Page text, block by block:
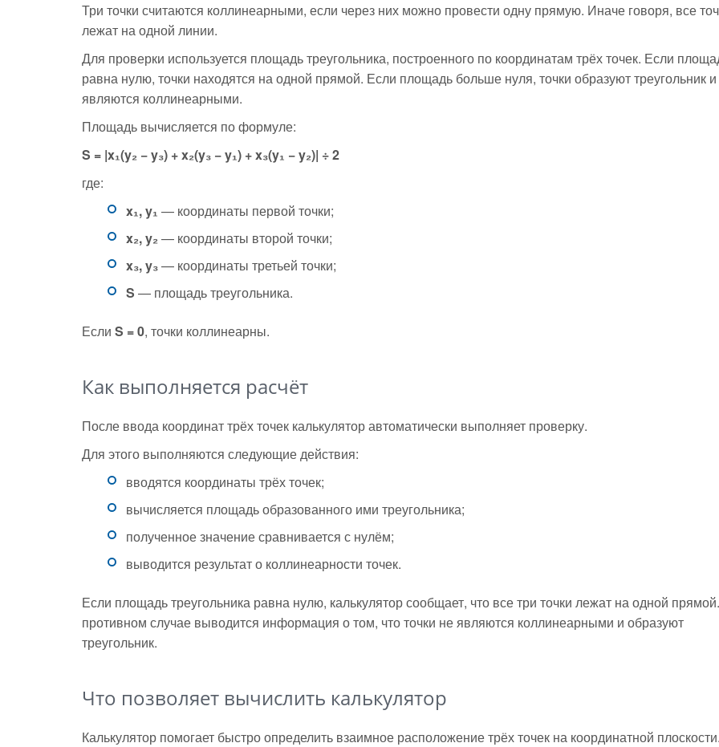
Три точки считаются коллинеарными, если через них можно провести одну прямую. Иначе говоря, все
лежат на одной линии.
Для проверки используется площадь треугольника, построенного по координатам трёх точек. Если
равна нулю, точки находятся на одной прямой. Если площадь больше нуля, точки образуют треугольник
являются коллинеарными.
Площадь вычисляется по формуле:
S = |x₁(y₂ − y₃) + x₂(y₃ − y₁) + x₃(y₁ − y₂)| ÷ 2
где:
x₁, y₁ — координаты первой точки;
x₂, y₂ — координаты второй точки;
x₃, y₃— координаты третьей точки;
S — площадь треугольника.
Если S = 0, точки коллинеарны.
Как выполняется расчёт
После ввода координат трёх точек калькулятор автоматически выполняет проверку.
Для этого выполняются следующие действия:
вводятся координаты трёх точек;
вычисляется площадь образованного ими треугольника;
полученное значение сравнивается с нулём;
выводится результат о коллинеарности точек.
Если площадь треугольника равна нулю, калькулятор сообщает, что все три точки лежат на одной
противном случае выводится информация о том, что точки не являются коллинеарными и образуют
треугольник.
Что позволяет вычислить калькулятор
Калькулятор помогает быстро определить взаимное расположение трёх точек на координатной